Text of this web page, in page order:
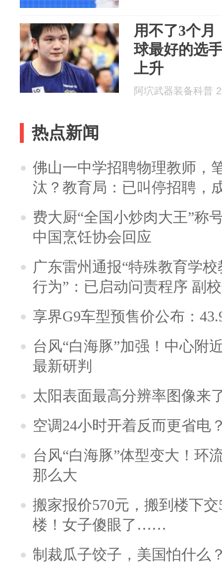
用不了3个月
球最好的选
上升
阿坹武器装备科普
热点新闻
佛山一中学招聘物理教师，
汰？教育局：已叫停招聘，
费大厨“全国小炒肉大王”称
中国烹饪协会回应
广东雷州通报“特殊教育学
行为”：已启动问责程序 副
享界G9车型预售价公布：
台风“白海豚”加强！中心附
最新研判
太阳表面最高分辨率图像来
空调24小时开着反而更省电
台风“白海豚”体型变大！环
那么大
搬家报价570元，搬到楼下
楼！女子傻眼了……
制裁瓜子饺子，美国怕什么